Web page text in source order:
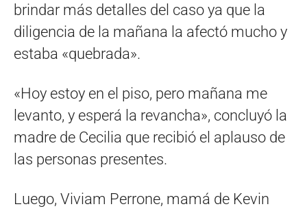
brindar más detalles del caso ya que la
diligencia de la mañana la afectó mucho y
estaba «quebrada».
«Hoy estoy en el piso, pero mañana me
levanto, y esperá la revancha», concluyó la
madre de Cecilia que recibió el aplauso de
las personas presentes.
Luego, Viviam Perrone, mamá de Kevin